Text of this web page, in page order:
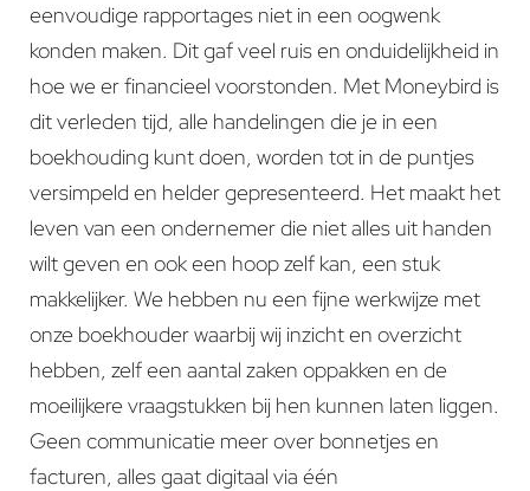
eenvoudige rapportages niet in een oogwenk
konden maken. Dit gaf veel ruis en onduidelijkheid in
hoe we er financieel voorstonden. Met Moneybird is
dit verleden tijd, alle handelingen die je in een
boekhouding kunt doen, worden tot in de puntjes
versimpeld en helder gepresenteerd. Het maakt het
leven van een ondernemer die niet alles uit handen
wilt geven en ook een hoop zelf kan, een stuk
makkelijker. We hebben nu een fijne werkwijze met
onze boekhouder waarbij wij inzicht en overzicht
hebben, zelf een aantal zaken oppakken en de
moeilijkere vraagstukken bij hen kunnen laten liggen.
Geen communicatie meer over bonnetjes en
facturen, alles gaat digitaal via één